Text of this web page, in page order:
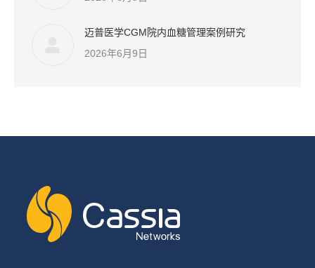
迈普医学CGM院内血糖管理案例研究
2026年6月9日